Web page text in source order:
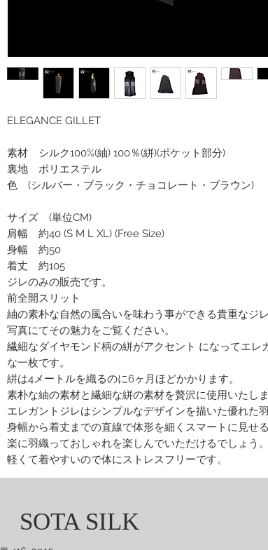
ELEGANCE GILLET
素材 シルク100%(紬) 100％(絣)(ポケット部分)
裏地 ポリエステル
色 (シルバー・ブラック・チョコレート・ブラウン)
サイズ (単位CM)
肩幅 約40 (S M L XL) (Free Size)
身幅 約50
着丈 約105
ジレのみの販売です。
前全開スリット
紬の素朴な自然の風合いを味わう事ができる貴重なジレ
写真にてその魅力をご覧ください。
繊細なダイヤモンド柄の絣がアクセント になってエレ
な一枚です。
絣は4メートルを織るのに6ヶ月ほどかかります。
素朴な紬の素材と繊細な絣の素材を贅沢に使用いたしま
エレガントジレはシンプルなデザインを描いた優れた羽
身幅から着丈までの直線で体形を細くスマートに見せ
楽に羽織っておしゃれを楽しんでいただけるでしょう。
軽くて着やすいので体にストレスフリーです。
SOTA SILK